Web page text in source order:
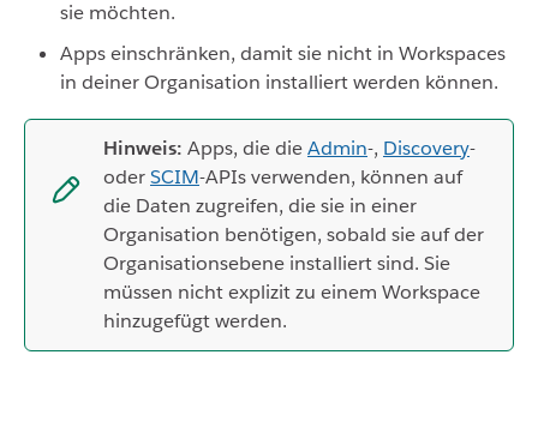
sie möchten.
Apps einschränken, damit sie nicht in Workspaces
in deiner Organisation installiert werden können.
Hinweis: Apps, die dieAdmin-, Discovery-
oderSCIM-APIs verwenden, können auf
die Daten zugreifen, die sie in einer
Organisation benötigen, sobald sie auf der
Organisationsebene installiert sind. Sie
müssen nicht explizit zu einem Workspace
hinzugefügt werden.